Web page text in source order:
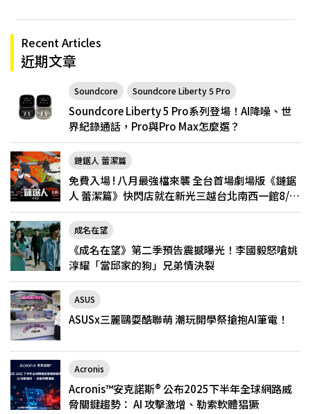
Recent Articles
近期文章
Soundcore Soundcore Liberty 5 Pro
Soundcore Liberty 5 Pro系列登場！AI降噪、世
界紀錄通話，Pro與Pro Max怎麼選？
鏈鋸人 蕾潔篇
免費入場 ! 八月最強檔來襲 全台首場劇場版《鏈鋸
人 蕾潔篇》快閃店就在新光三越台北南西一館8/6
限定登場
成名在望
《成名在望》第二季預告震撼曝光！李國毅怒嗆姚
淳耀「當邱家的狗」兄弟情決裂
ASUS
ASUSx三麗鷗耍酷聯萌 潮玩開學祭搶抱AI筆電！
Acronis
Acronis™安克諾斯® 公布2025下半年全球網路威
脅關鍵趨勢： AI 攻擊激增、勒索軟體猖獗